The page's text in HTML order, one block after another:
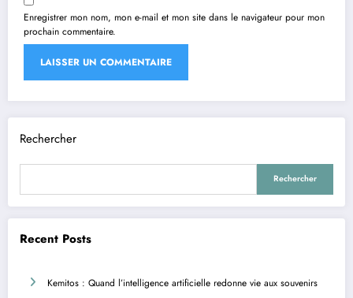
Enregistrer mon nom, mon e-mail et mon site dans le navigateur pour mon
prochain commentaire.
Rechercher
Rechercher
Recent Posts
Kemitos : Quand l’intelligence artificielle redonne vie aux souvenirs